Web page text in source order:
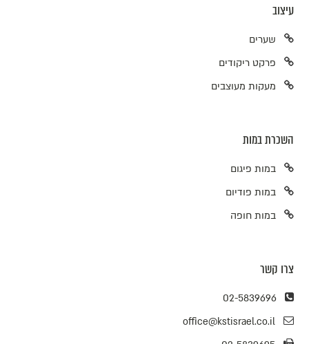
עיצוב
שערים
פרקט ריקודים
מעקות מעוצבים
השכרת במות
במות פיגום
במות פודיום
במות חופה
צרו קשר
02-5839696
office@kstisrael.co.il